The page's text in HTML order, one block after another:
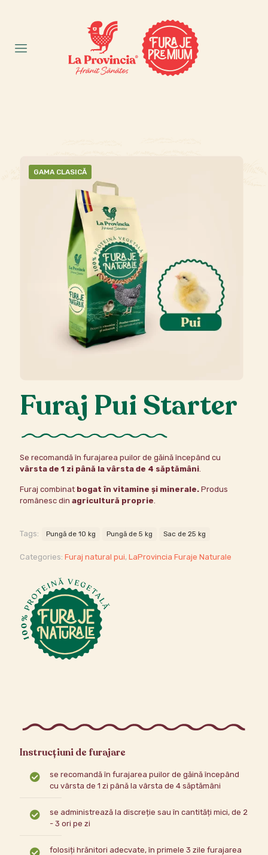
GAMA CLASICĂ
Furaj Pui Starter
Se recomandă în furajarea puilor de găină începând cu
vârsta de 1 zi până la vârsta de 4 săptămâni
Furaj combinat bogat în vitamine și minerale. Produs
românesc din agricultură proprie
Tags: Pungă de 10 kg Pungă de 5 kg Sac de 25 kg
Categories: Furaj natural pui, LaProvincia Furaje Naturale
Instrucțiuni de furajare
se recomandă în furajarea puilor de găină începând
cu vârsta de 1 zi până la vârsta de 4 săptămâni
se administrează la discreție sau în cantități mici, de 2
- 3 ori pe zi
folosiți hrănitori adecvate, în primele 3 zile furajarea